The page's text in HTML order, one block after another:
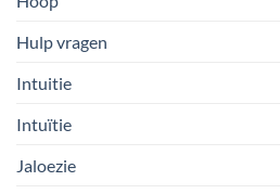
Hulp vragen
Intuitie
Intuïtie
Jaloezie